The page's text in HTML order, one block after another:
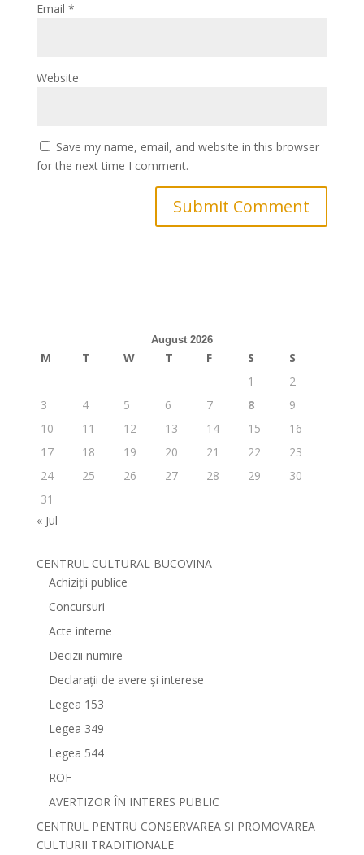
Email *
Website
Save my name, email, and website in this browser
for the next time I comment.
August 2026
M T W T F S
S
1
2
3
4 5 6 7 8
9
10
11 12 13 14 15
16
17
18 19 20 21 22
23
24
25 26 27 28 29
30
31
« Jul
CENTRUL CULTURAL BUCOVINA
Achiziții publice
Concursuri
Acte interne
Decizii numire
Declarații de avere și interese
Legea 153
Legea 349
Legea 544
ROF
AVERTIZOR ÎN INTERES PUBLIC
CENTRUL PENTRU CONSERVAREA SI PROMOVAREA
CULTURII TRADITIONALE